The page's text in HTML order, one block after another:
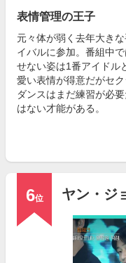
表情管理の王子
元々体が弱く去年大き
イバルに参加。番組中
せない姿は1番アイドル
愛い表情が得意だがセ
ダンスはまだ練習が必
はない才能がある。
6位 ヤン・ジ